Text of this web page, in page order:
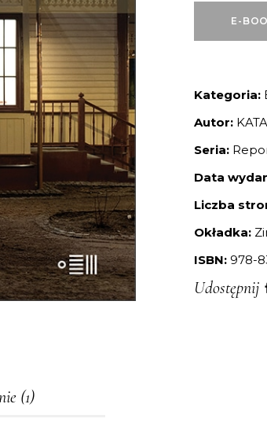
E-
Kategoria:
Autor:
Seria:
Data
Liczba
Okładka:
ISBN: 978-
Udostępnij
(1)